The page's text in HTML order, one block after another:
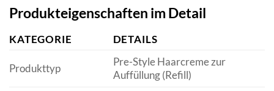
Produkteigenschaften im Detail
KATEGORIE DETAILS
Produkttyp
Pre-Style Haarcreme zur
Auffüllung (Refill)